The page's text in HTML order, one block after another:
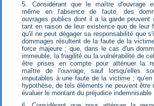
5. Considérant que le maître d'ouvrage
même en l'absence de faute, des
ouvrages publics dont il a la garde peuvent
tant en raison de leur existence que de leur
qu'il ne peut dégager sa responsabilité que
dommages résultent de la faute de la
force majeure ; que, dans le cas d'un
immeuble, la fragilité ou la vulnérabilité de
être prises en compte pour atténuer la
maître de l'ouvrage, sauf lorsqu'elles
imputables à une faute de la victime ;
hypothèse, de tels éléments ne peuvent être
évaluer le montant du préjudice indemnisable